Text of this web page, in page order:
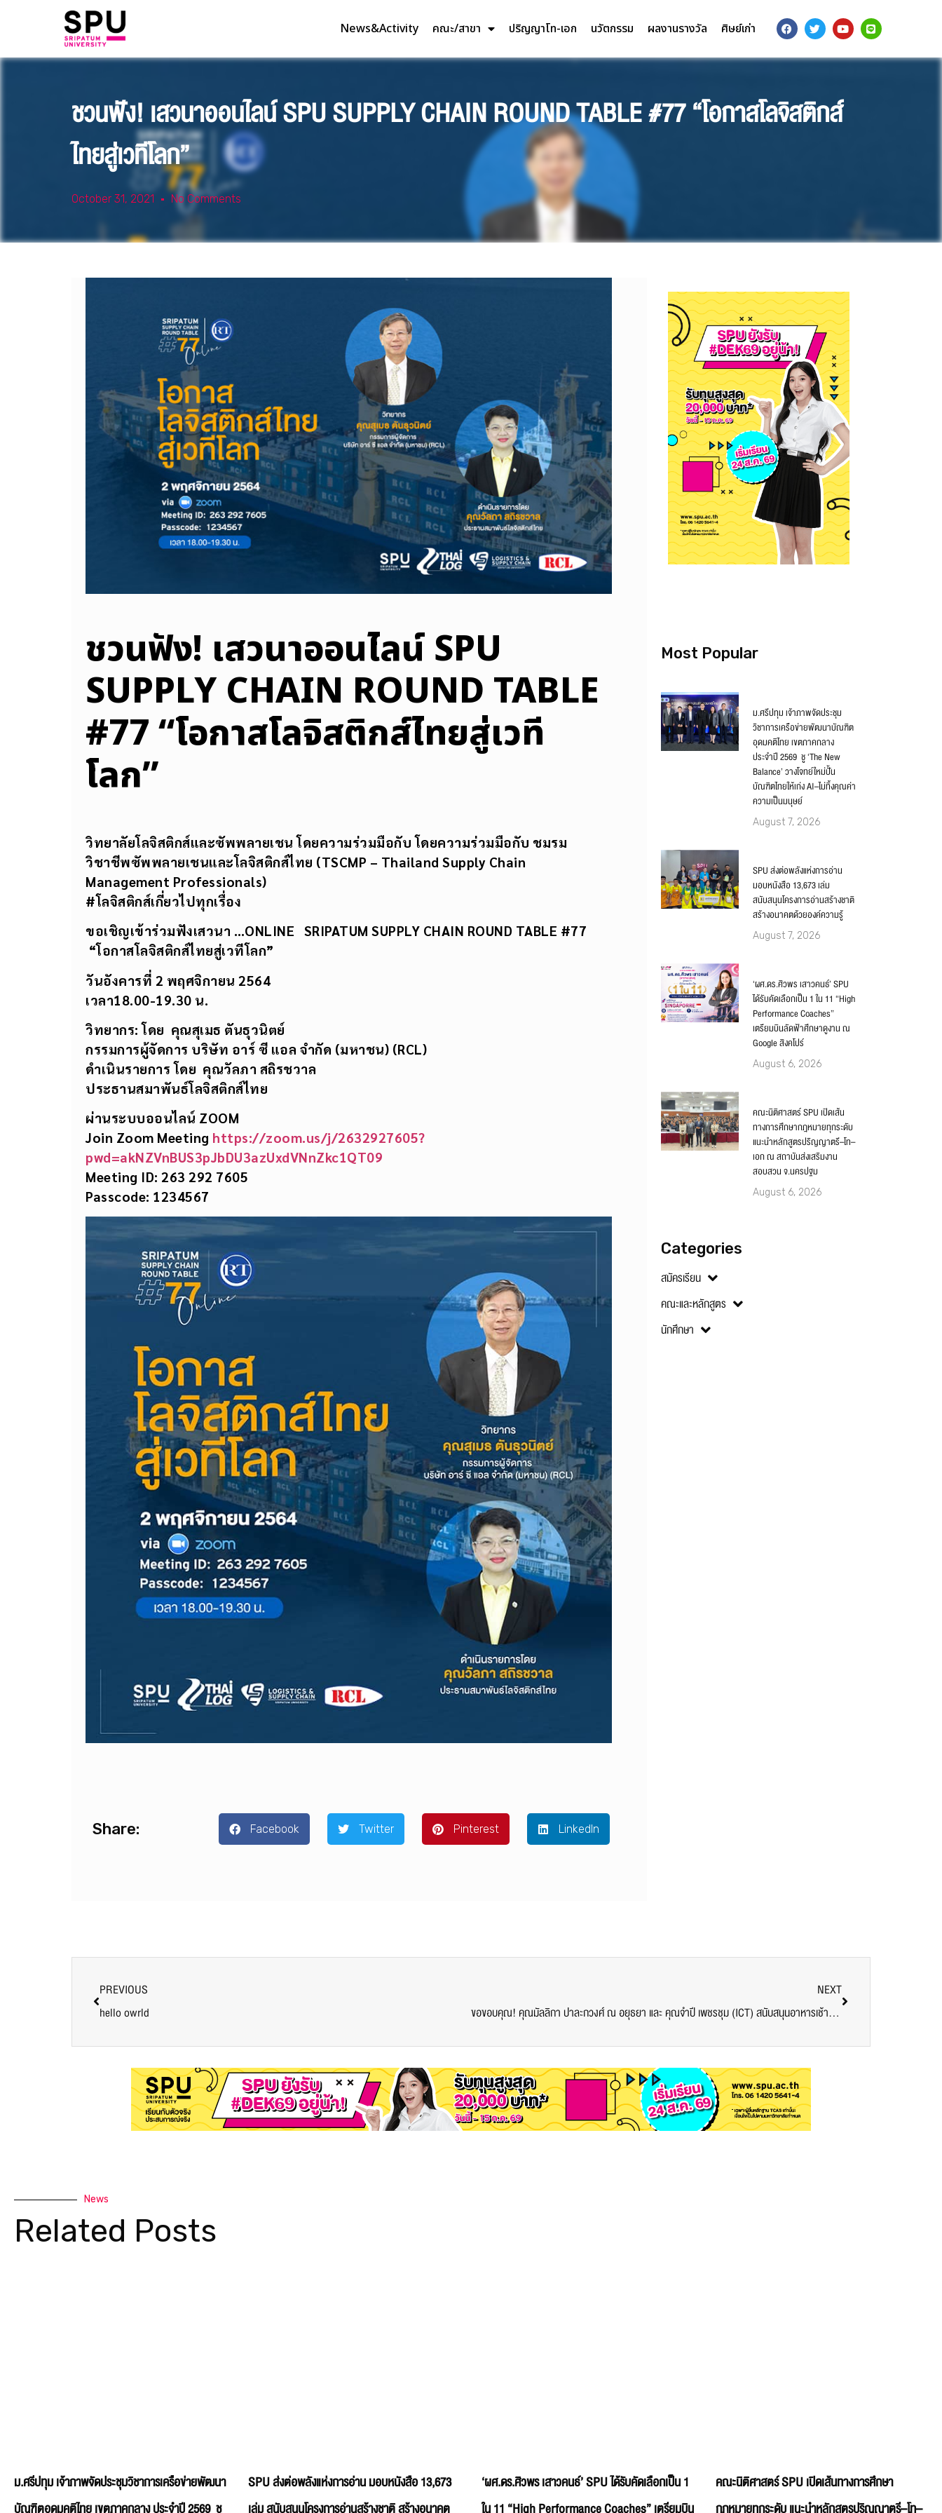
News&Activity คณะ/สาขา ปริญญาโท-เอก นวัตกรรม ผลงานรางวัล ศิษย์เก่า
ชวนฟัง! เสวนาออนไลน์ SPU SUPPLY CHAIN ROUND TABLE #77 “โอกาสโลจิสติกส์
ไทยสู่เวทีโลก”
October 31, 2021 No Comments
ชวนฟัง! เสวนาออนไลน์ SPU
SUPPLY CHAIN ROUND TABLE
#77 “โอกาสโลจิสติกส์ไทยสู่เวที
โลก”
วิทยาลัยโลจิสติกส์และซัพพลายเชน โดยความร่วมมือกับ โดยความร่วมมือกับ ชมรม
วิชาชีพซัพพลายเชนและโลจิสติกส์ไทย (TSCMP – Thailand Supply Chain
Management Professionals)
#โลจิสติกส์เกี่ยวไปทุกเรื่อง
ขอเชิญเข้าร่วมฟังเสวนา …ONLINE SRIPATUM SUPPLY CHAIN ROUND TABLE #77
“โอกาสโลจิสติกส์ไทยสู่เวทีโลก”
วันอังคารที่ 2 พฤศจิกายน 2564
เวลา18.00-19.30 น.
วิทยากร: โดย คุณสุเมธ ตันธุวนิตย์
กรรมการผู้จัดการ บริษัท อาร์ ซี แอล จำกัด (มหาชน) (RCL)
ดำเนินรายการ โดย คุณวัลภา สถิรชวาล
ประธานสมาพันธ์โลจิสติกส์ไทย
ผ่านระบบออนไลน์ ZOOM
Join Zoom Meeting https://zoom.us/j/2632927605?
pwd=akNZVnBUS3pJbDU3azUxdVNnZkc1QT09
Meeting ID: 263 292 7605
Passcode: 1234567
Share: Facebook Twitter Pinterest LinkedIn
Most Popular
ม.ศรีปทุม เจ้าภาพจัดประชุม
วิชาการเครือข่ายพัฒนาบัณฑิต
อุดมคติไทย เขตภาคกลาง
ประจำปี 2569 ชู ‘The New
Balance’ วางโจทย์ใหม่ปั้น
บัณฑิตไทยให้เก่ง AI–ไม่ทิ้งคุณค่า
ความเป็นมนุษย์
August 7, 2026
SPU ส่งต่อพลังแห่งการอ่าน
มอบหนังสือ 13,673 เล่ม
สนับสนุนโครงการอ่านสร้างชาติ
สร้างอนาคตด้วยองค์ความรู้
August 7, 2026
‘ผศ.ดร.ศิวพร เสาวคนธ์’ SPU
ได้รับคัดเลือกเป็น 1 ใน 11 “High
Performance Coaches”
เตรียมบินลัดฟ้าศึกษาดูงาน ณ
Google สิงคโปร์
August 6, 2026
คณะนิติศาสตร์ SPU เปิดเส้น
ทางการศึกษากฎหมายทุกระดับ
แนะนำหลักสูตรปริญญาตรี–โท–
เอก ณ สถาบันส่งเสริมงาน
สอบสวน จ.นครปฐม
August 6, 2026
Categories
สมัครเรียน
คณะและหลักสูตร
นักศึกษา
PREVIOUS
hello owrld
NEXT
ขอขอบคุณ! คุณมัลลิกา ปาละกวงศ์ ณ อยุธยา และ คุณจำปี เพชรชุม (ICT) สนับสนุนอาหารเช้า บุคลากรทางการแพทย์และอาสาสมัคร ศูนย์ฉีดวัคซีน ม.ศรีปทุม
News
Related Posts
ม.ศรีปทุม เจ้าภาพจัดประชุมวิชาการเครือข่ายพัฒนา
บัณฑิตอุดมคติไทย เขตภาคกลาง ประจำปี 2569 ชู
SPU ส่งต่อพลังแห่งการอ่าน มอบหนังสือ 13,673
เล่ม สนับสนุนโครงการอ่านสร้างชาติ สร้างอนาคต
‘ผศ.ดร.ศิวพร เสาวคนธ์’ SPU ได้รับคัดเลือกเป็น 1
ใน 11 “High Performance Coaches” เตรียมบิน
คณะนิติศาสตร์ SPU เปิดเส้นทางการศึกษา
กฎหมายทุกระดับ แนะนำหลักสูตรปริญญาตรี–โท–